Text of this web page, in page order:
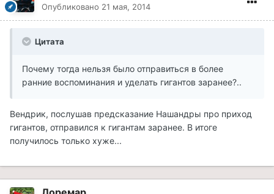
Опубликовано 21 мая, 2014
Цитата
Почему тогда нельзя было отправиться в более
ранние воспоминания и уделать гигантов заранее?..
Вендрик, послушав предсказание Нашандры про приход
гигантов, отправился к гигантам заранее. В итоге
получилось только хуже...